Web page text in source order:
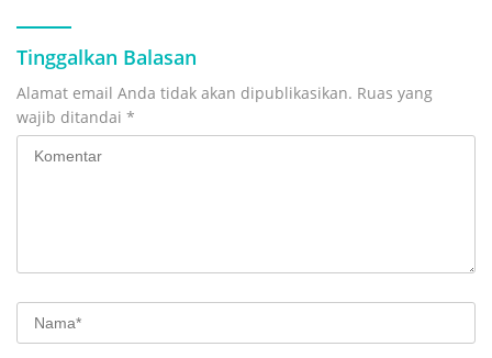
Tinggalkan Balasan
Alamat email Anda tidak akan dipublikasikan. Ruas yang
wajib ditandai *